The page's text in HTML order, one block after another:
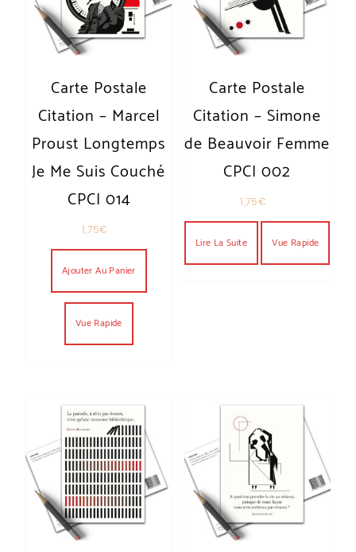
Carte Postale
Citation – Marcel
Proust Longtemps
Je Me Suis Couché
CPCI 014
1,75€
Ajouter Au Panier
Vue Rapide
Carte Postale
Citation – Simone
de Beauvoir Femme
CPCI 002
1,75€
Lire La Suite Vue Rapide